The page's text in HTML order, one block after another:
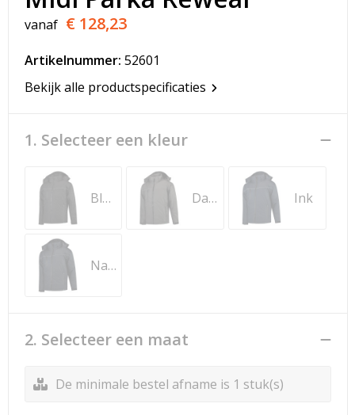
T-Shirts
Vesten
vanaf € 128,23
Artikelnummer: 52601
Bekijk alle productspecificaties
1. Selecteer een kleur
Black Dark Grey Ink
Navy
2. Selecteer een maat
De minimale bestel afname is 1 stuk(s)